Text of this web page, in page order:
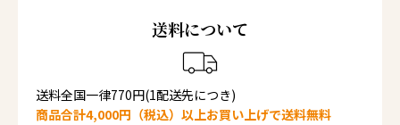
送料について
送料全国一律770円(1配送先につき)
商品合計4,000円（税込）以上お買い上げで送料無料